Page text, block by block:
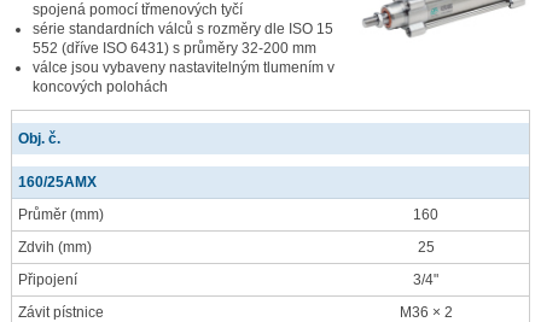
spojená pomocí třmenových tyčí
série standardních válců s rozměry dle ISO 15
552 (dříve ISO 6431) s průměry 32-200 mm
válce jsou vybaveny nastavitelným tlumením v
koncových polohách
Obj. č.
160/25AMX
Průměr (mm)
160
Zdvih (mm)
25
Připojení
3/4"
Závit pístnice
M36 × 2